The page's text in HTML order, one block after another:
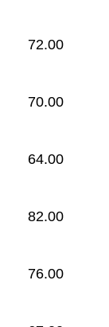
72.00
70.00
64.00
82.00
76.00